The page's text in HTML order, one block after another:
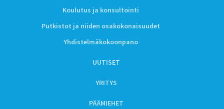
Koulutus ja konsultointi
Putkistot ja niiden osakokonaisuudet
Yhdistelmäkokoonpano
UUTISET
YRITYS
PÄÄMIEHET